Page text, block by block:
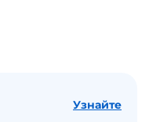
Узнайте